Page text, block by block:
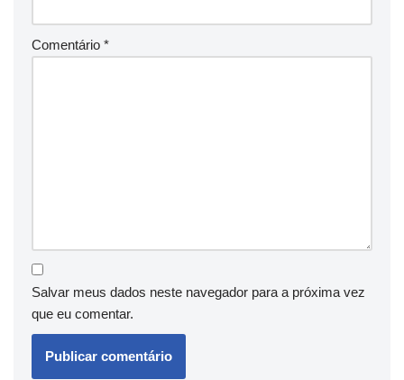
Comentário *
Salvar meus dados neste navegador para a próxima vez
que eu comentar.